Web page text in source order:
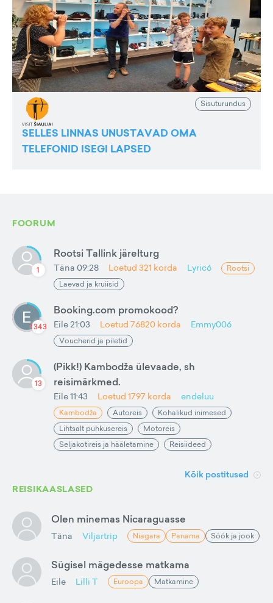
Sisuturundus
SELLES LINNAS UNUSTAVAD OMA
TELEFONID ISEGI LAPSED
FOORUM
1
Rootsi Tallink järelturg
Täna 09:28 Loetud 321 korda Lyric6
Rootsi
Laevad ja kruiisid
1343
Booking.com promokood?
Eile 21:03 Loetud 76820 korda Emmy006
Voucherid ja piletid
13
(Pikk!) Kambodža ülevaade, sh
reisimärkmed.
Eile 11:43 Loetud 1797 korda endeluu
Kambodža Autoreis
Kohalikud inimesed
Lihtsalt puhkusereis
Motoreis
Seljakotireis ja hääletamine
Reisiideed
Kõik postitused
REISIKAASLASED
Olen minemas Nicaraguasse
Täna Viljartrip Niagara Panama Söök ja jook
Sügisel mägedesse matkama
Eile Lilli T Euroopa Matkamine